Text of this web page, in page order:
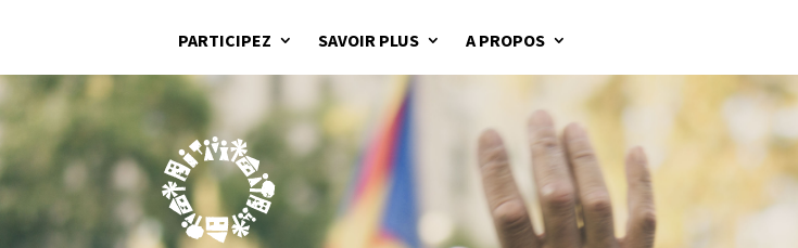
PARTICIPEZ SAVOIR PLUS A PROPOS